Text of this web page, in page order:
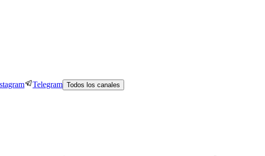
Telegram Todos los canales